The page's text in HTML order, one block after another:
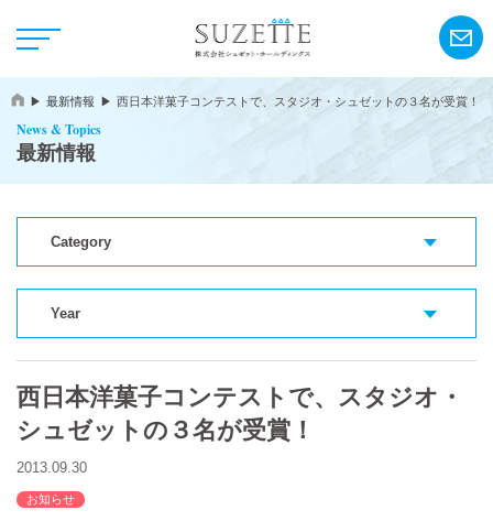
NEWS
アンリ・シャルパンティエ
シーキューブ
カサネオ
バックハウスイリエ
最新情報 西日本洋菓子コンテストで、スタジオ・シュゼットの３名が受賞！
News & Topics
最新情報
Category
Year
西日本洋菓子コンテストで、スタジオ・
シュゼットの３名が受賞！
2013.09.30
お知らせ